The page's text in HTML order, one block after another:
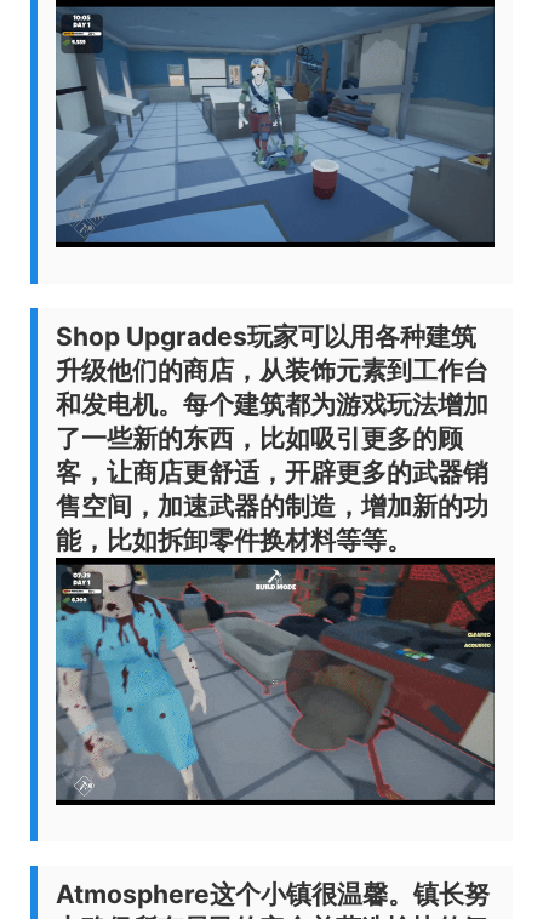
Shop Upgrades玩家可以用各种建筑
升级他们的商店，从装饰元素到工作台
和发电机。每个建筑都为游戏玩法增加
了一些新的东西，比如吸引更多的顾
客，让商店更舒适，开辟更多的武器销
售空间，加速武器的制造，增加新的功
能，比如拆卸零件换材料等等。
Atmosphere这个小镇很温馨。镇长努